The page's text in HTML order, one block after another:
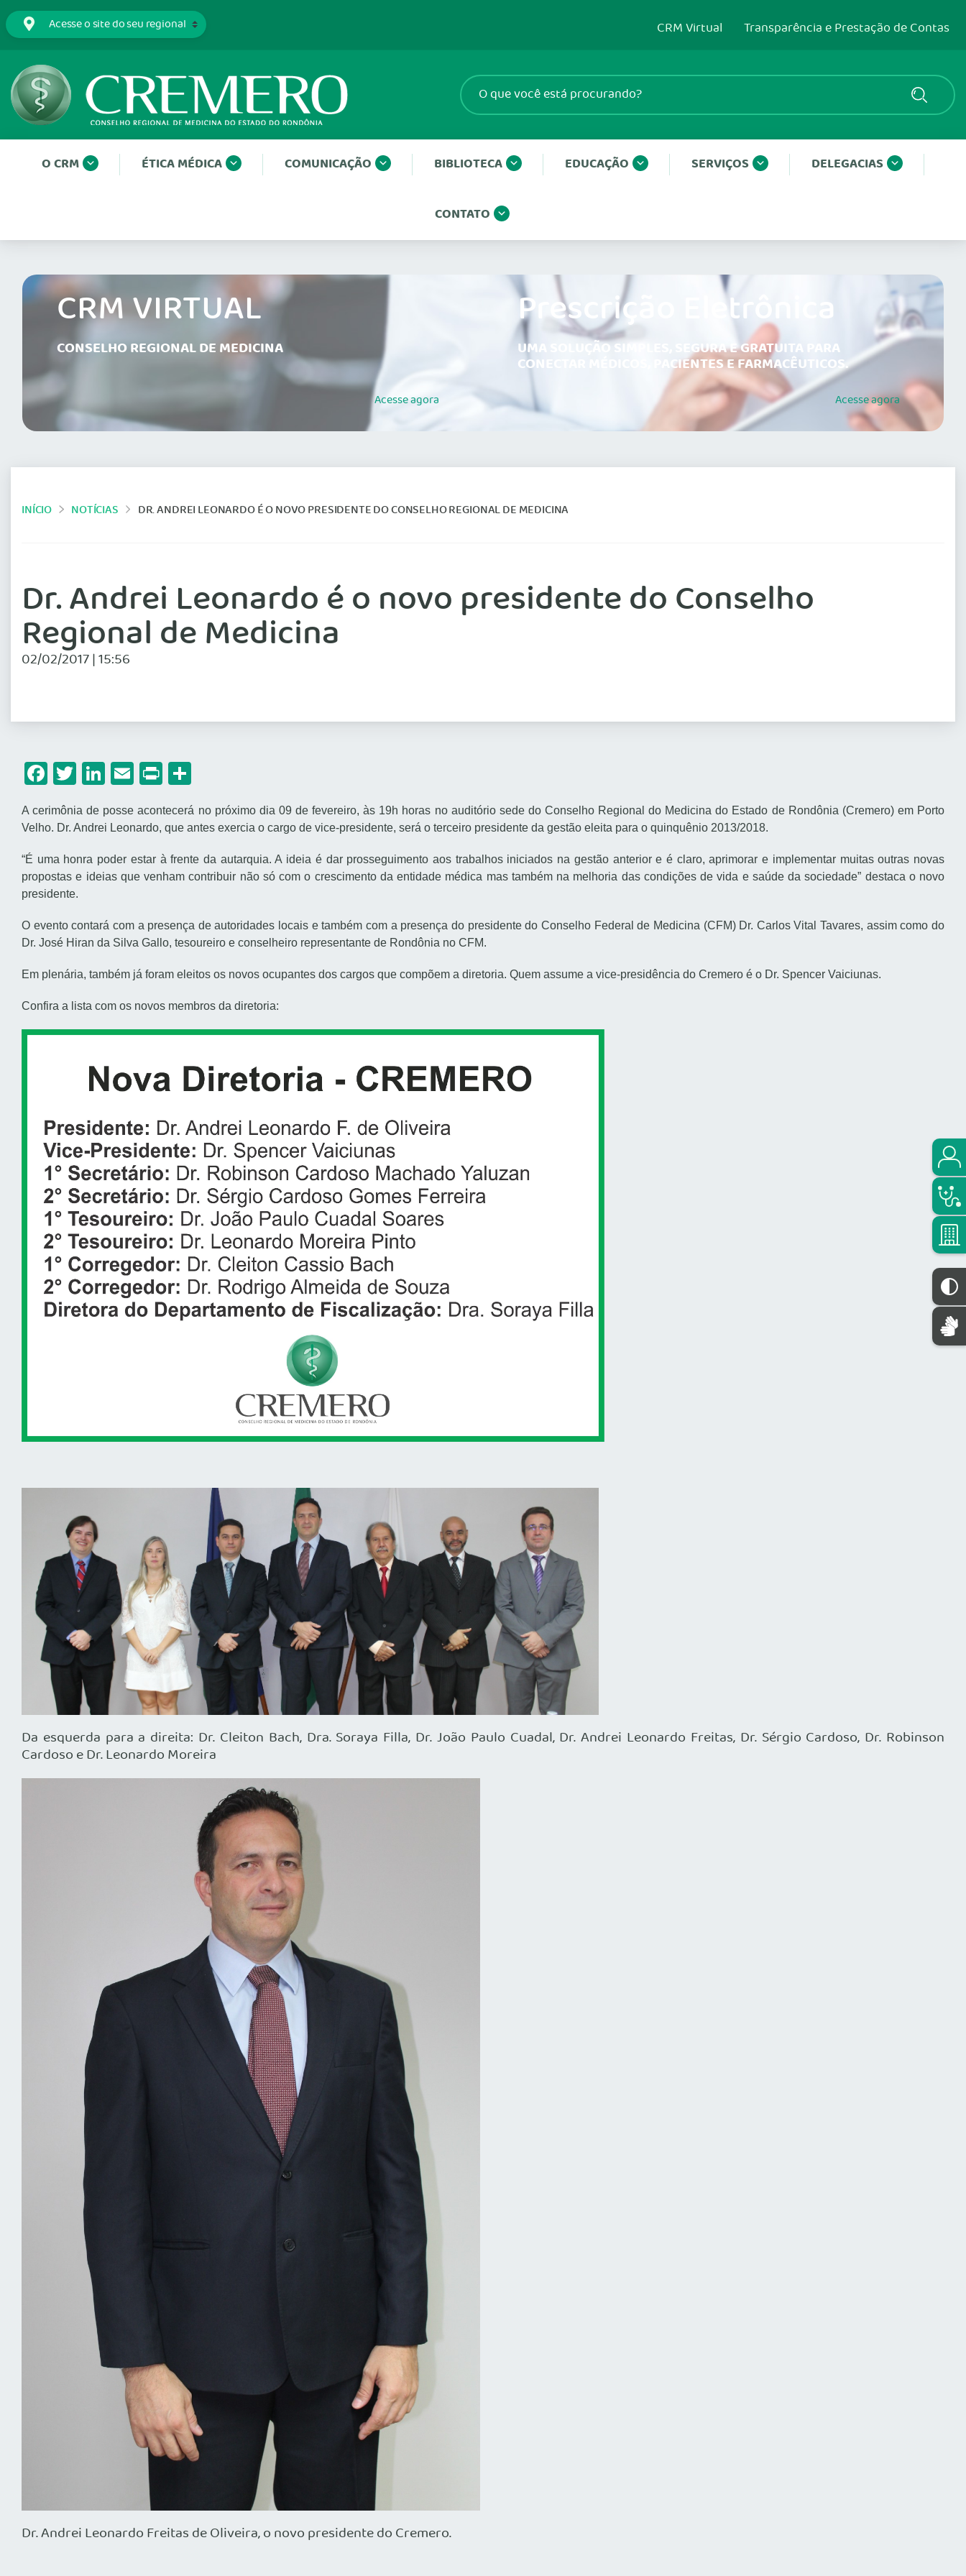
CRM Virtual Transparência e Prestação de Contas
O CRM ÉTICA MÉDICA COMUNICAÇÃO BIBLIOTECA EDUCAÇÃO SERVIÇOS DELEGACIAS
CONTATO
CRM VIRTUAL
CONSELHO REGIONAL DE MEDICINA
Acesseagora
Prescrição Eletrônica
UMA SOLUÇÃO SIMPLES, SEGURA E GRATUITA PARA
CONECTAR MÉDICOS, PACIENTES E FARMACÊUTICOS.
Acesseagora
INÍCIO NOTÍCIAS DR. ANDREI LEONARDO É O NOVO PRESIDENTE DO CONSELHO REGIONAL DE MEDICINA
Dr. Andrei Leonardo é o novo presidente do Conselho
Regional de Medicina
02/02/2017 | 15:56
Facebook
Twitter
LinkedIn
Email
Print
A cerimônia de posse acontecerá no próximo dia 09 de fevereiro, às 19h horas no auditório sede do Conselho Regional do Medicina do Estado de Rondônia (Cremero) em Porto
Velho. Dr. Andrei Leonardo, que antes exercia o cargo de vice-presidente, será o terceiro presidente da gestão eleita para o quinquênio 2013/2018.
“É uma honra poder estar à frente da autarquia. A ideia é dar prosseguimento aos trabalhos iniciados na gestão anterior e é claro, aprimorar e implementar muitas outras novas
propostas e ideias que venham contribuir não só com o crescimento da entidade médica mas também na melhoria das condições de vida e saúde da sociedade” destaca o novo
presidente.
O evento contará com a presença de autoridades locais e também com a presença do presidente do Conselho Federal de Medicina (CFM) Dr. Carlos Vital Tavares, assim como do
Dr. José Hiran da Silva Gallo, tesoureiro e conselheiro representante de Rondônia no CFM.
Em plenária, também já foram eleitos os novos ocupantes dos cargos que compõem a diretoria. Quem assume a vice-presidência do Cremero é o Dr. Spencer Vaiciunas.
Confira a lista com os novos membros da diretoria:
Da esquerda para a direita: Dr. Cleiton Bach, Dra. Soraya Filla, Dr. João Paulo Cuadal, Dr. Andrei Leonardo Freitas, Dr. Sérgio Cardoso, Dr. Robinson
Cardoso e Dr. Leonardo Moreira
Dr. Andrei Leonardo Freitas de Oliveira, o novo presidente do Cremero.